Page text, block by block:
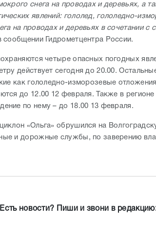
снега на проводах и деревьях, а
явлений: гололед, гололедно-
на проводах и деревьях в сочетании с
сообщении Гидрометцентра России.
четыре опасных погодных
действует сегодня до 20.00.
как гололедно-изморозевые
до 12.00 12 февраля. Также в
по нему – до 18.00 13 февраля.
«Ольга» обрушился на
и дорожные службы, по заверению
Есть новости? Пиши и звони в